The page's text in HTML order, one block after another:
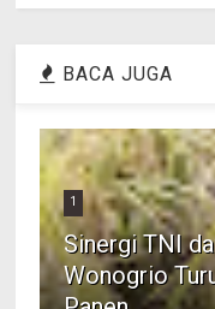
BACA JUGA
1
Sinergi TNI
Wonogrio